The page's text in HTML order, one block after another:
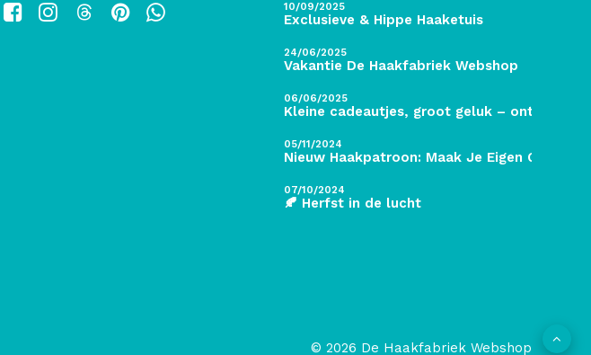
10/09/2025
Exclusieve & Hippe Haaketuis
24/06/2025
Vakantie De Haakfabriek Webshop
06/06/2025
Kleine cadeautjes, groot geluk – ontdek de
05/11/2024
Nieuw Haakpatroon: Maak Je Eigen Gave
07/10/2024
🍂 Herfst in de lucht
© 2026 De Haakfabriek Webshop